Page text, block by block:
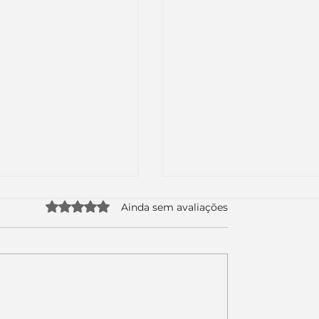
Avaliado com 0 de 5 estrelas.
Ainda sem avaliações